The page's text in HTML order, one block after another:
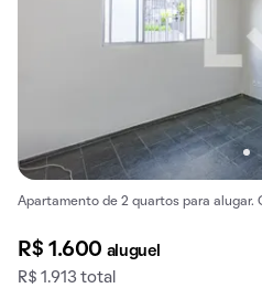
Apartamento de 2 quartos para alugar.
R$ 1.600 aluguel
R$ 1.913 total